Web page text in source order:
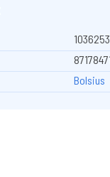
Bolsius